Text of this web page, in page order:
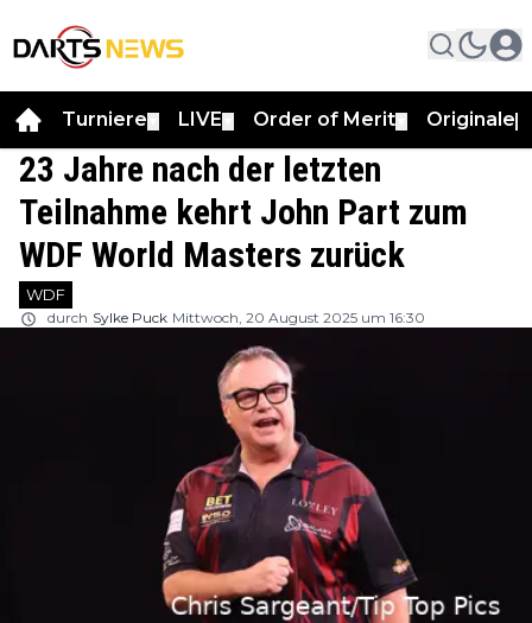
Turniere LIVE Order of Merit Originale
23 Jahre nach der letzten
Teilnahme kehrt John Part zum
WDF World Masters zurück
WDF
durch Sylke Puck Mittwoch, 20 August 2025 um 16:30